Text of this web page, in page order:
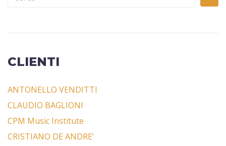
CLIENTI
ANTONELLO VENDITTI
CLAUDIO BAGLIONI
CPM Music Institute
CRISTIANO DE ANDRE’